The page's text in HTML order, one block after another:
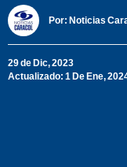
Por: Noticias
29 de Dic, 2023
Actualizado: 1 De Ene,